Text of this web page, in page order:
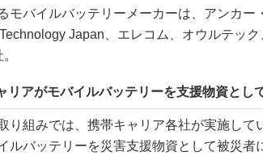
モバイルバッテリーメーカーは、アンカー
Japan、エレコム、オウルテッ
リアがモバイルバッテリーを支援物資とし
り組みでは、携帯キャリア各社が実施して
ルバッテリーを災害支援物資として被災者